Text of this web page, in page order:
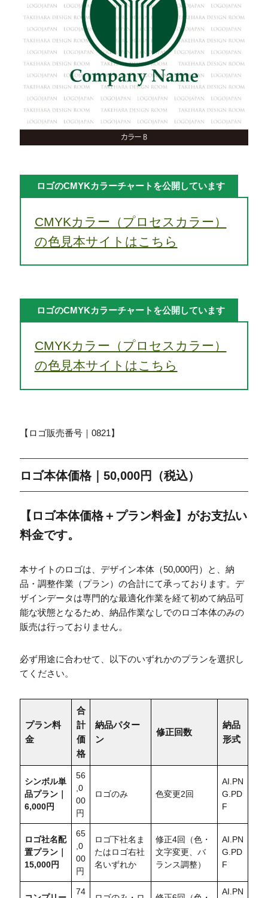
ロゴのCMYKカラーチャートを公開しています
CMYKカラー（プロセスカラー）
の色見本サイトはこちら
ロゴのCMYKカラーチャートを公開しています
CMYKカラー（プロセスカラー）
の色見本サイトはこちら
【ロゴ販売番号｜0821】
ロゴ本体価格｜50,000円（税込）
【ロゴ本体価格＋プラン料金】がお支払い
料金です。
本サイトのロゴは、デザイン本体（50,000円）と、納
品・調整作業（プラン）の合計にて承っております。デ
ザインデータは専門的な最適化作業を経て初めて納品可
能な状態となるため、納品作業なしでのロゴ本体のみの
販売は行っておりません。
必ず用途に合わせて、以下のいずれかのプランを選択し
てください。
プラン料
金
合
計
価
格
納品パター
ン
修正回数
納品
形式
シンボル単
品プラン｜
6,000円
56
,0
00
円
ロゴのみ 色変更2回
AI.PN
G.PD
F
ロゴ社名配
置プラン｜
15,000円
65
,0
00
円
ロゴ下社名ま
たはロゴ右社
名いずれか
修正4回（色・
文字変更、バ
ランス調整）
AI.PN
G.PD
F
74 AI.PN